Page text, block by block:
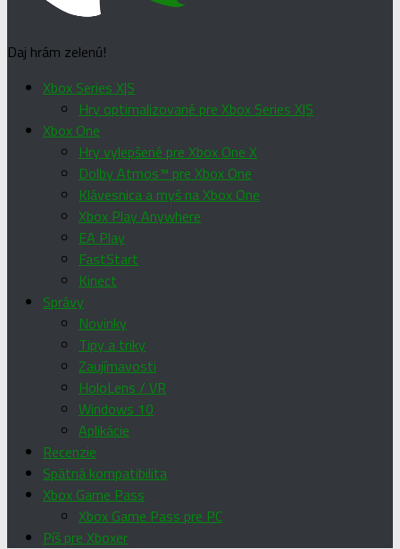
Daj hrám zelenú!
Xbox Series X|S
Hry optimalizované pre Xbox Series X|S
Xbox One
Hry vylepšené pre Xbox One X
Dolby Atmos™ pre Xbox One
Klávesnica a myš na Xbox One
Xbox Play Anywhere
EA Play
FastStart
Kinect
Správy
Novinky
Tipy a triky
Zaujímavosti
HoloLens / VR
Windows 10
Aplikácie
Recenzie
Spätná kompatibilita
Xbox Game Pass
Xbox Game Pass pre PC
Píš pre Xboxer